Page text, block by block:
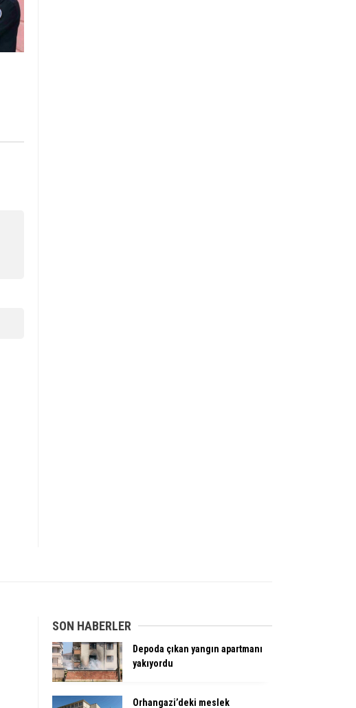
SON HABERLER
Depoda çıkan yangın apartmanı
yakıyordu
Orhangazi’deki meslek